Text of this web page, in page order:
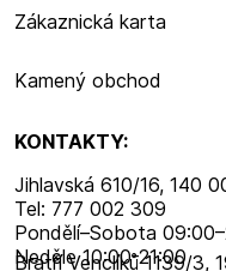
Zákaznická karta
Kamený obchod
KONTAKTY:
Jihlavská 610/16, 140
Tel: 777 002 309
Pondělí–​Sobota
Neděle 10:00-21:00
Bratří Venclíků 1139/3,